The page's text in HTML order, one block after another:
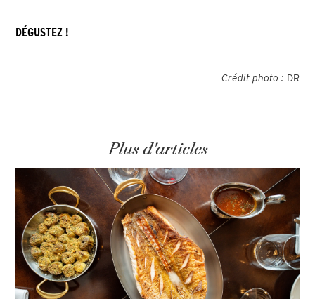
DÉGUSTEZ !
Crédit photo : DR
Plus d'articles